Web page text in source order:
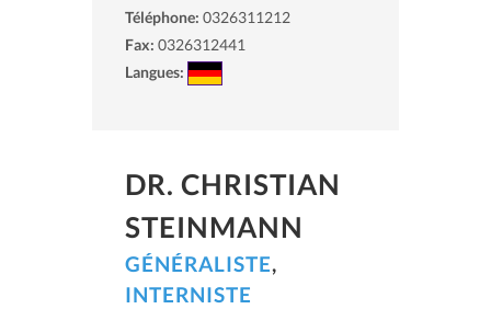
Téléphone: 0326311212
Fax: 0326312441
Langues:
DR. CHRISTIAN
STEINMANN
GÉNÉRALISTE,
INTERNISTE